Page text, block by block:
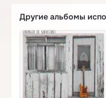
Другие альбомы